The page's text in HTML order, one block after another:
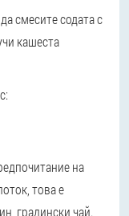
смесите содата с
кашеста
на
това е
градински чай.